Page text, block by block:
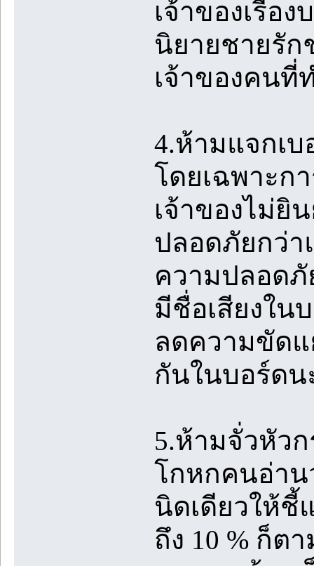
เจ้าของเรื่อ
นิยายชายรัก
เจ้าของคนที่
4.ห้ามแจกเบ
โดยเฉพาะก
เจ้าของไม่ยิ
ปลอดภัยกว่า
ความปลอด
มีชื่อเสียงใน
ลดความขัดแ
กันในบอร์ดน
5.ห้ามจั่วหัวก
โกหกคนอ่าน
นิดเดียวให้ชี้
ถึง 10 % ก็ต